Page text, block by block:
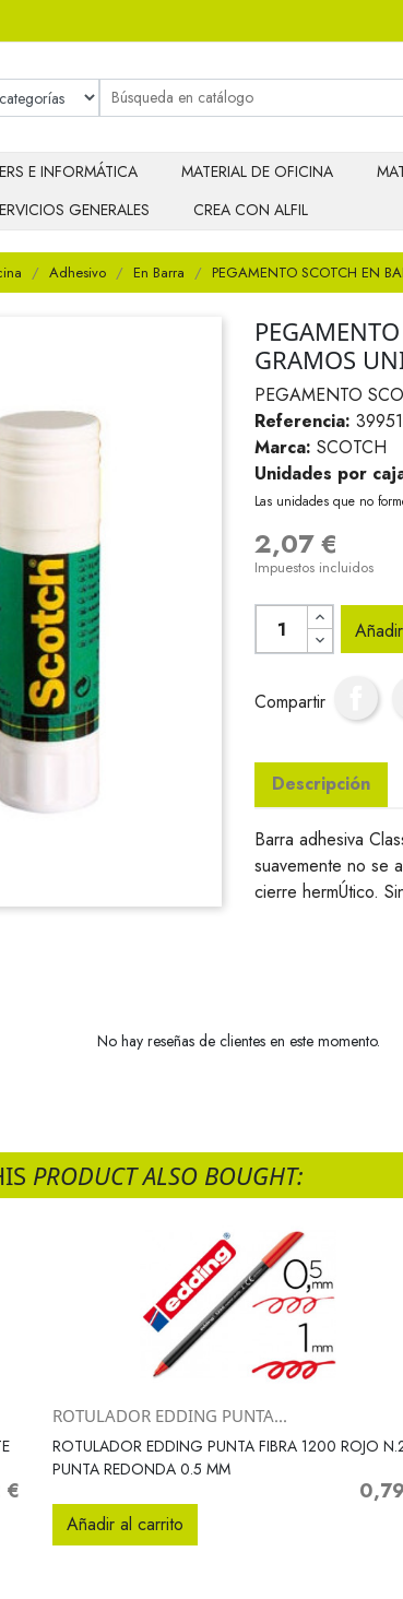
E INFORMÁTICA MATERIAL DE OFICINA
GENERALES CREA CON ALFIL
Adhesivo En Barra PEGAMENTO SCOTCH EN
GRAMOS
PEGAMENTO
Referencia:
Marca: SCOTCH
Unidades por
Las unidades que no
2,07 €
Impuestos incluidos
Compartir
Descripción
Barra adhesiva
suavemente no se
cierre hermÚtico.
No hay reseñas de clientes en este momento.
PRODUCT ALSO BOUGHT:
€
 Vista rápida
ROTULADOR EDDING PUNTA...
ROTULADOR EDDING PUNTA FIBRA 1200 ROJO
PUNTA REDONDA 0.5 MM
Precio
Añadir al carrito